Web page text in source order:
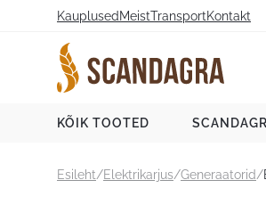
Kauplused MeistTransportKontakt
KÕIK TOOTED
Esileht/Elektrikarjus/Generaatorid/